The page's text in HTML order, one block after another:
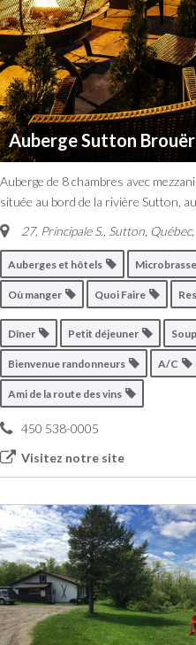
Auberge Sutton
Auberge de 8 chambres avec
située au bord de la rivière Sutton,
27, Principale S. Sutton,
Auberges et hôtels
Où manger Quoi Faire
Dîner Petit déjeuner
Bienvenue randonneurs A/C
Ami de la route des vins
450 538-0005
Visitez notre site